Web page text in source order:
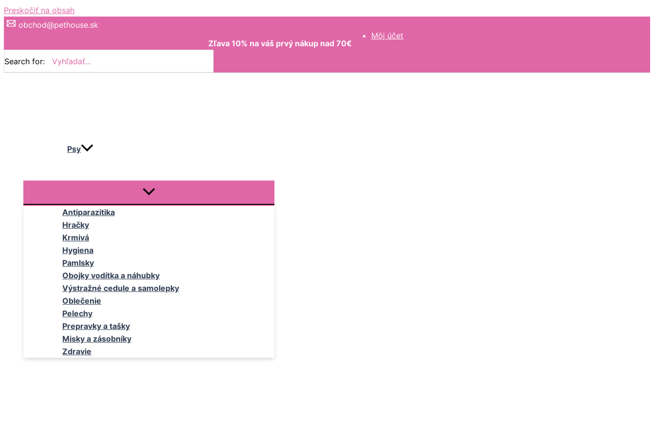
Preskočiť na obsah
obchod@pethouse.sk
Zľava 10% na váš prvý nákup nad 70€
Môj účet
Search for:
Psy
Antiparazitika
Hračky
Krmivá
Hygiena
Pamlsky
Obojky vodítka a náhubky
Výstražné cedule a samolepky
Oblečenie
Pelechy
Prepravky a tašky
Misky a zásobníky
Zdravie